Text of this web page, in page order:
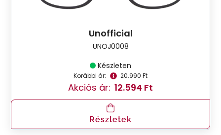
Unofficial
UNOJ0008
Készleten
Korábbi ár: 20.990 Ft
Akciós ár: 12.594 Ft
Részletek